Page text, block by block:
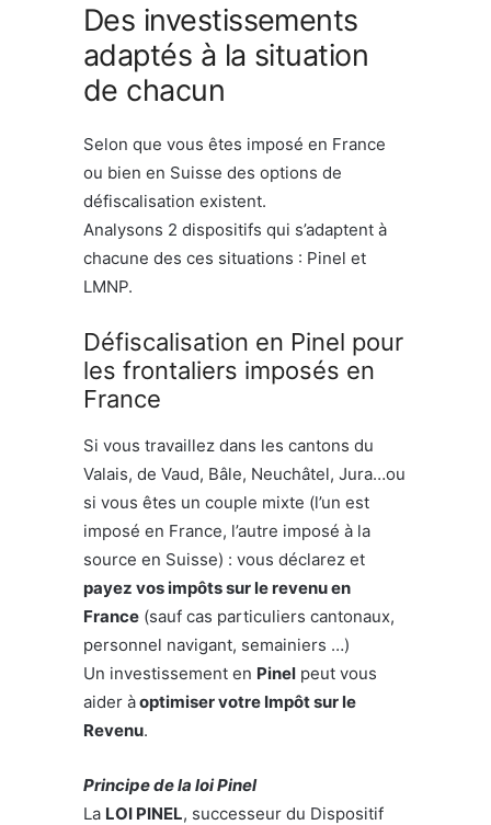
Des investissements
adaptés à la situation
de chacun
Selon que vous êtes imposé en France
ou bien en Suisse des options de
défiscalisation existent.
Analysons 2 dispositifs qui s’adaptent à
chacune des ces situations : Pinel et
LMNP.
Défiscalisation en Pinel pour
les frontaliers imposés en
France
Si vous travaillez dans les cantons du
Valais, de Vaud, Bâle, Neuchâtel, Jura…ou
si vous êtes un couple mixte (l’un est
imposé en France, l’autre imposé à la
source en Suisse) : vous déclarez et
payez vos impôts sur le revenu en
France (sauf cas particuliers cantonaux,
personnel navigant, semainiers …)
Un investissement en Pinel peut vous
aider àoptimiser votre Impôt sur le
Revenu.
Principe de la loi Pinel
La LOI PINEL, successeur du Dispositif